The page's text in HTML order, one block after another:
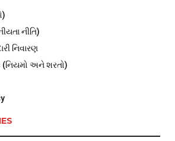
નીતિ)
નિવારણ
(નિયમો અને શરતો)